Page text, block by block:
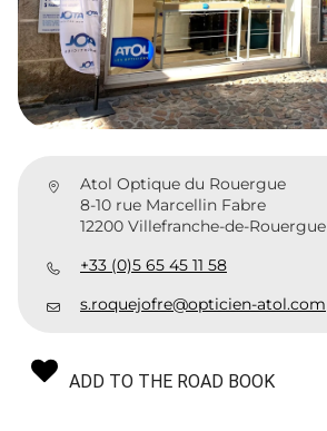
Atol Optique du Rouergue
8-10 rue Marcellin Fabre
12200 Villefranche-de-Rouergue
+33 (0)5 65 45 11 58
s.roquejofre@opticien-atol.com
ADD TO THE ROAD BOOK